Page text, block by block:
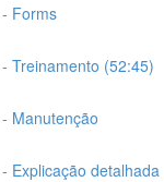
Forms
Treinamento (52:45)
Manutenção
Explicação detalhada